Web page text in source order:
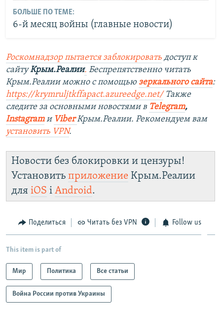
БОЛЬШЕ ПО ТЕМЕ:
6-й месяц войны (главные новости)
Роскомнадзор пытается заблокировать доступ к
сайтуКрым.Реалии. Беспрепятственно читать
Крым.Реалии можно с помощью зеркального сайта:
https://krymruljtkffapact.azureedge.net/ Также
следите за основными новостями в Telegram,
Instagram и ViberКрым.Реалии. Рекомендуем вам
установить VPN.
Новости без блокировки и цензуры!
Установить приложение Крым.Реалии
для iOS і Android.
Поделиться Читать без VPN Follow us
This item is part of
Мир Политика Все статьи
Война России против Украины